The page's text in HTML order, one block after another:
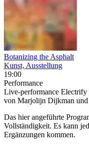
Botanizing the Asphalt
Kunst, Ausstellung
19:00
Performance
Live-performance
von Marjolijn Dijkman
Das hier angeführte
Vollständigkeit. Es kann
Ergänzungen kommen.